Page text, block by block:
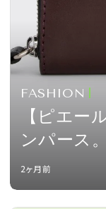
「The SPUR Club
めます。
FOLLOW US
FASHION
【ピエー
ンパース
ドなバイ
2ヶ月前